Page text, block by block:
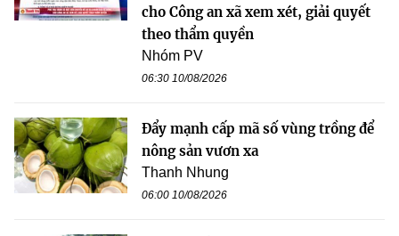
cho Công an xã xem xét, giải quyết
theo thẩm quyền
Nhóm PV
06:30 10/08/2026
Đẩy mạnh cấp mã số vùng trồng để
nông sản vươn xa
Thanh Nhung
06:00 10/08/2026